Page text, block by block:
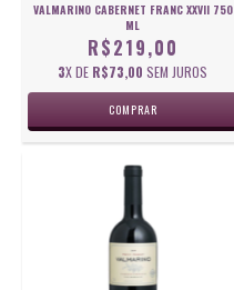
VALMARINO CABERNET FRANC XXVII 750
ML
R$219,00
3X DE R$73,00 SEM JUROS